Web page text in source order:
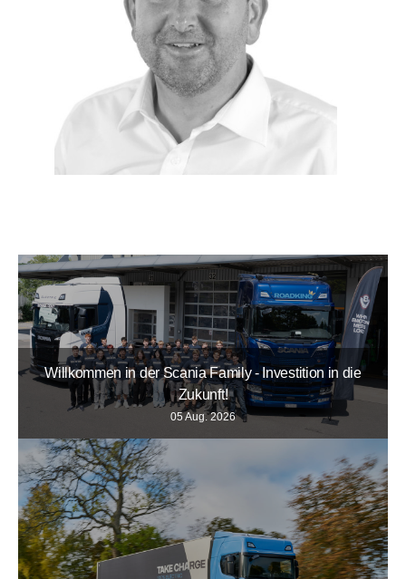
Willkommen in der Scania Family - Investition in die
Zukunft!
05 Aug. 2026